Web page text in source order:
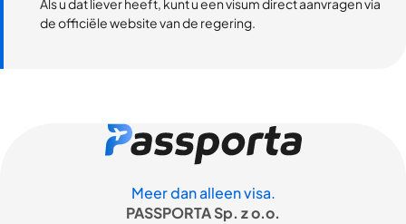
Als u dat liever heeft, kunt u een visum direct aanvragen via
de officiële website van de regering.
Meer dan alleen visa.
PASSPORTA Sp. z o.o.